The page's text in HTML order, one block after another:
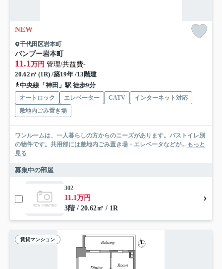
NEW
千代田区岩本町
バンブー岩本町
11.1万円 管理/共益費-
20.62㎡ (1R) /築19年 /13階建
中央線「神田」駅 徒歩9分
オートロック エレベーター CATV
インターネット対応
敷地内ごみ置き場
ワンルームは、一人暮らしの方からのニーズがあります。バストイレ別
の物件です。共用部には敷地内ごみ置き場・エレベータなどが... もっと
見る
募集中の部屋
302
11.1万円
3階 / 20.62㎡ / 1R
賃貸マンション